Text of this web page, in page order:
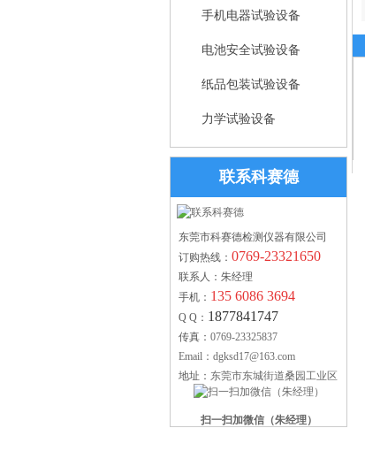
手机电器试验设备
电池安全试验设备
纸品包装试验设备
力学试验设备
联系科赛德
东莞市科赛德检测仪器有限公司
订购热线： 0769-23321650
联系人：朱经理
手机： 135 6086 3694
Q Q： 1877841747
传真： 0769-23325837
Email：dgksd17@163.com
地址： 东莞市东城街道桑园工业区
扫一扫加微信（朱经理）